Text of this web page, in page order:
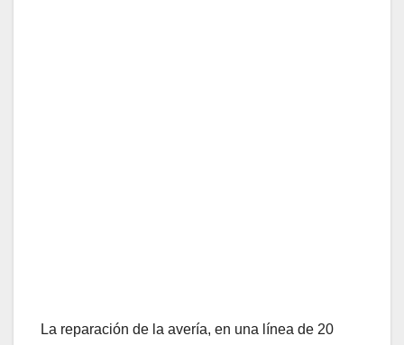
La reparación de la avería, en una línea de 20